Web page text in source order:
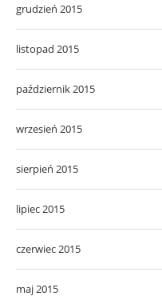
grudzień 2015
listopad 2015
październik 2015
wrzesień 2015
sierpień 2015
lipiec 2015
czerwiec 2015
maj 2015